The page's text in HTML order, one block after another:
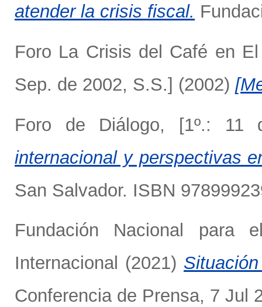
atender la crisis fiscal.
Foro La Crisis del Café en
Sep. de 2002, S.S.] (2002)
Foro de Diálogo, [1º.: 11
internacional y perspectivas
San Salvador. ISBN
Fundación Nacional para
Internacional (2021)
Conferencia de Prensa, 7 Jul